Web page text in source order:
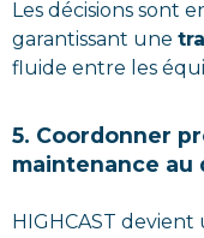
Les décisions sont
garantissant une
fluide entre les
5. Coordonner
maintenance au
HIGHCAST devient